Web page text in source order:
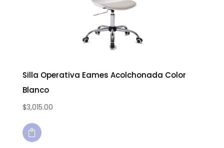
Silla Operativa Eames Acolchonada Color
Blanco
$3,015.00
